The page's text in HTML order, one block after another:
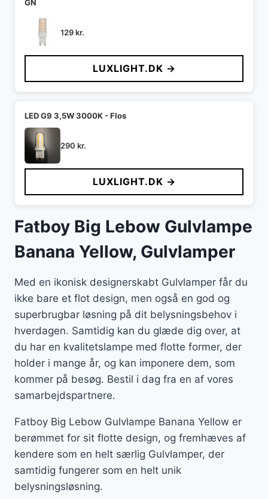
GN
129kr.
LUXLIGHT.DK →
LED G9 3,5W 3000K - Flos
290 kr.
LUXLIGHT.DK →
Fatboy Big Lebow Gulvlampe
Banana Yellow, Gulvlamper
Med en ikonisk designerskabt Gulvlamper får du
ikke bare et flot design, men også en god og
superbrugbar løsning på dit belysningsbehov i
hverdagen. Samtidig kan du glæde dig over, at
du har en kvalitetslampe med flotte former, der
holder i mange år, og kan imponere dem, som
kommer på besøg. Bestil i dag fra en af vores
samarbejdspartnere.
Fatboy Big Lebow Gulvlampe Banana Yellow er
berømmet for sit flotte design, og fremhæves af
kendere som en helt særlig Gulvlamper, der
samtidig fungerer som en helt unik
belysningsløsning.